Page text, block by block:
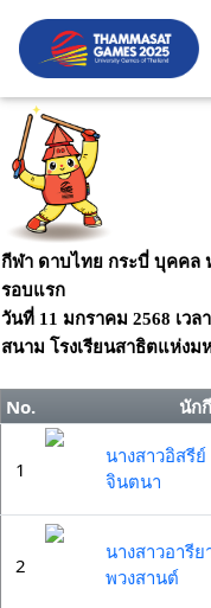
กีฬา ดาบไทย กระบี่ บุคคล
รอบแรก
วันที่ 11 มกราคม 2568 เวลา
สนาม โรงเรียนสาธิตแห่ง
No. นัก
1
นางสาวอิสรีย์
จินตนา
2
นางสาวอารีย
พวงสานต์